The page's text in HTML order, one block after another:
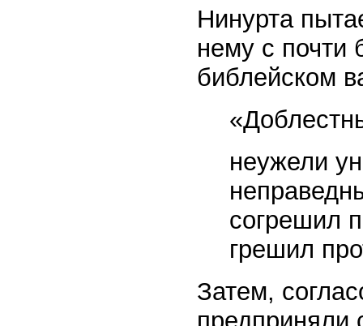
Нинурта
нему с почти
библейском
неужели
согрешил
грешил
Затем,